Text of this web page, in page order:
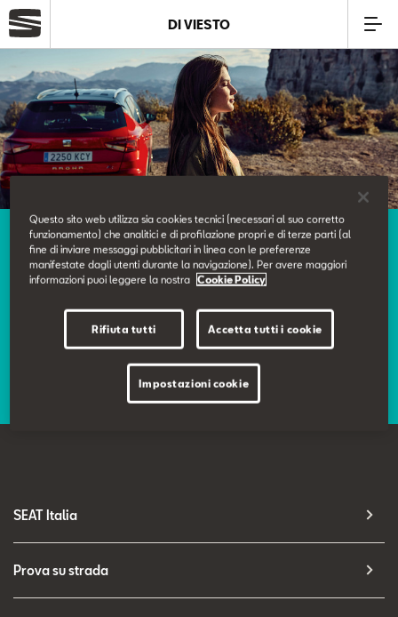
Azienda
Modelli
Service
SEAT Usato Certificato
DI VIESTO
Service
I nostri servizi
Ci prendiamo cura delle tue esigenze e ti offriamo un
servizio curato nei minimi dettagli.
SEAT Italia
Prova su strada
Questo sito web utilizza sia cookies tecnici (necessari al suo corretto
funzionamento) che analitici e di profilazione propri e di terze parti (al
fine di inviare messaggi pubblicitari in linea con le preferenze
manifestate dagli utenti durante la navigazione). Per avere maggiori
informazioni puoi leggere la nostra
Cookie Policy
Rifiuta tutti Accetta tutti i cookie
Impostazioni cookie